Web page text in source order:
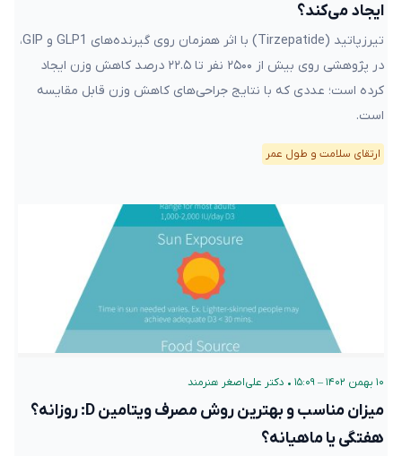
ایجاد می‌کند؟
تیرزپاتید (Tirzepatide) با اثر همزمان روی گیرنده‌های GLP1 و GIP،
در پژوهشی روی بیش از ۲۵۰۰ نفر تا ۲۲.۵ درصد کاهش وزن ایجاد
کرده است؛ عددی که با نتایج جراحی‌های کاهش وزن قابل مقایسه
است.
ارتقای سلامت و طول عمر
۱۰ بهمن ۱۴۰۲ – ۱۵:۰۹ • دکتر علی‌اصغر هنرمند
میزان مناسب و بهترین روش مصرف ویتامین D: روزانه؟
هفتگی یا ماهیانه؟